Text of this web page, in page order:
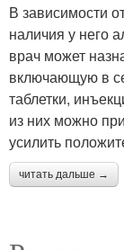
В зависимости
наличия у него
врач может
включающую в
таблетки,
из них можно
усилить
читать дальше →